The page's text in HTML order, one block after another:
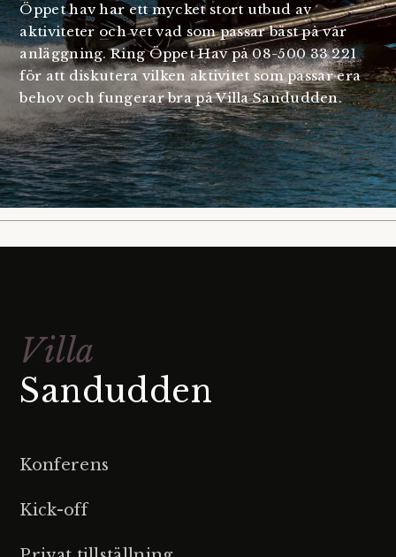
Öppet hav har ett mycket stort utbud av
aktiviteter och vet vad som passar bäst på vår
anläggning. Ring Öppet Hav på 08-500 33 221
för att diskutera vilken aktivitet som passar era
behov och fungerar bra på Villa Sandudden.
Villa
Sandudden
Konferens
Kick-off